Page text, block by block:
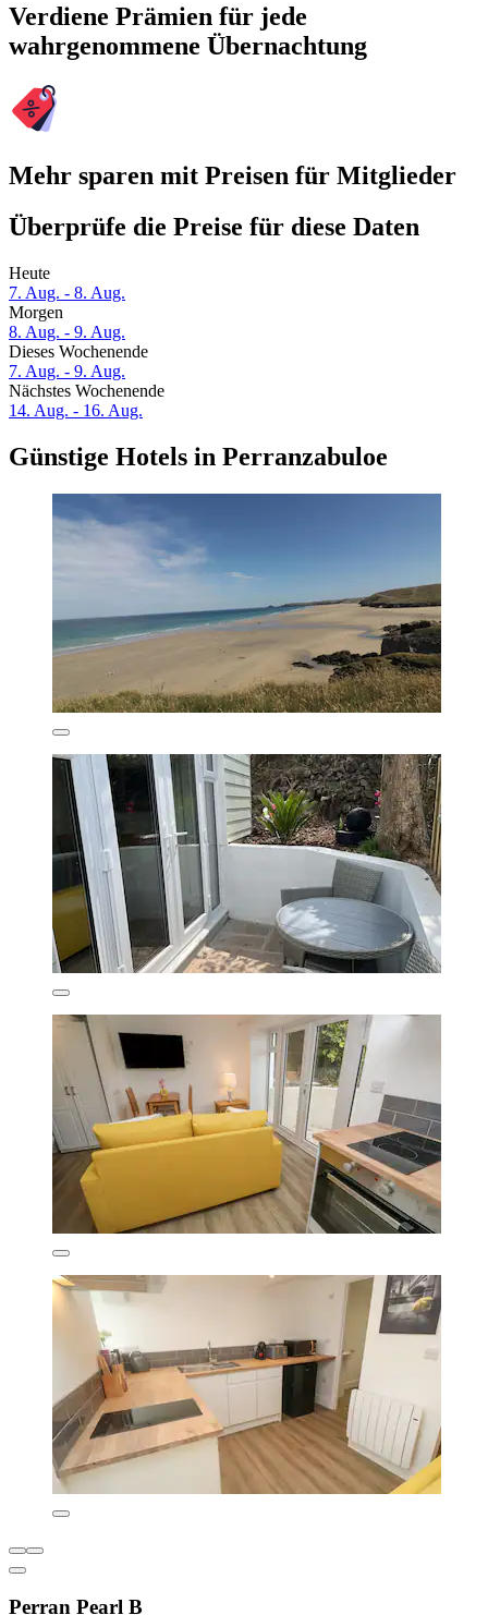
Verdiene Prämien für jede
wahrgenommene Übernachtung
Mehr sparen mit Preisen für Mitglieder
Überprüfe die Preise für diese Daten
Heute
7. Aug. - 8. Aug.
Morgen
8. Aug. - 9. Aug.
Dieses Wochenende
7. Aug. - 9. Aug.
Nächstes Wochenende
14. Aug. - 16. Aug.
Günstige Hotels in Perranzabuloe
Perran Pearl B